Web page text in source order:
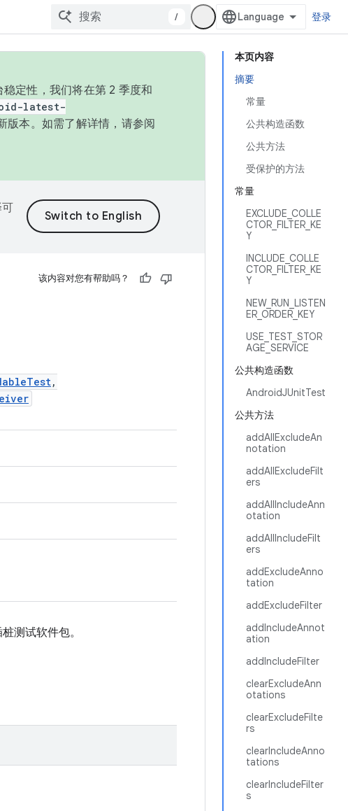
/ 登录
本页内容
摘要
常量
公共构造函数
公共方法
受保护的方法
常量
EXCLUDE_COLLE
CTOR_FILTER_KE
Y
INCLUDE_COLLE
CTOR_FILTER_KE
Y
NEW_RUN_LISTEN
ER_ORDER_KEY
USE_TEST_STOR
AGE_SERVICE
公共构造函数
AndroidJUnitTest
公共方法
addAllExcludeAn
notation
addAllExcludeFilt
ers
addAllIncludeAnn
otation
addAllIncludeFilt
ers
addExcludeAnno
tation
addExcludeFilter
addIncludeAnnot
ation
addIncludeFilter
clearExcludeAnn
otations
clearExcludeFilte
rs
clearIncludeAnno
tations
clearIncludeFilter
s
定性，我们将在第 2 季度和
latest-
版本。如需了解详情，请参阅
该内容对您有帮助吗？
,
测试软件包。